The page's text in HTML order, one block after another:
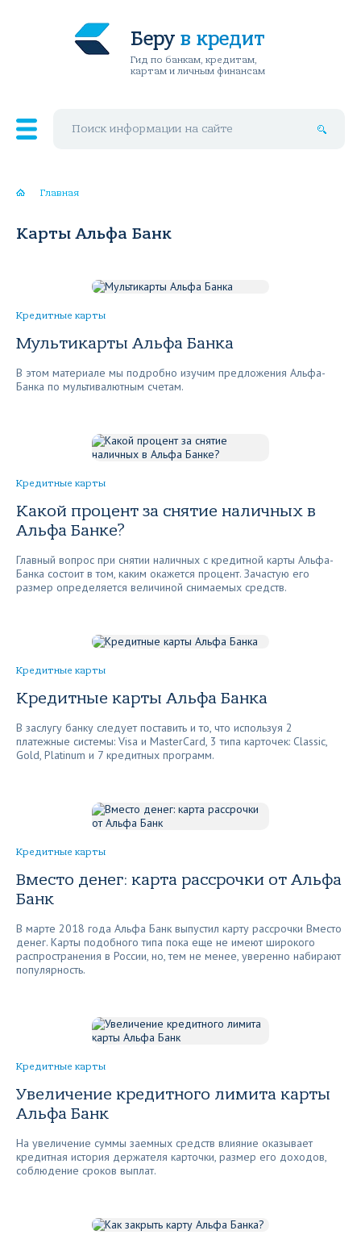
Беру в кредит
Гид по банкам, кредитам,
картам и личным финансам
Главная
Карты Альфа Банк
Кредитные карты
Мультикарты Альфа Банка
В этом материале мы подробно изучим предложения Альфа-
Банка по мультивалютным счетам.
Кредитные карты
Какой процент за снятие наличных в
Альфа Банке?
Главный вопрос при снятии наличных с кредитной карты Альфа-
Банка состоит в том, каким окажется процент. Зачастую его
размер определяется величиной снимаемых средств.
Кредитные карты
Кредитные карты Альфа Банка
В заслугу банку следует поставить и то, что используя 2
платежные системы: Visa и MasterCard, 3 типа карточек: Classic,
Gold, Platinum и 7 кредитных программ.
Кредитные карты
Вместо денег: карта рассрочки от Альфа
Банк
В марте 2018 года Альфа Банк выпустил карту рассрочки Вместо
денег. Карты подобного типа пока еще не имеют широкого
распространения в России, но, тем не менее, уверенно набирают
популярность.
Кредитные карты
Увеличение кредитного лимита карты
Альфа Банк
На увеличение суммы заемных средств влияние оказывает
кредитная история держателя карточки, размер его доходов,
соблюдение сроков выплат.